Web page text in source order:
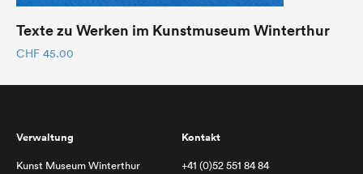
Texte zu Werken im Kunstmuseum Winterthur
CHF 45.00
Verwaltung
Kunst Museum Winterthur
Kontakt
+41 (0)52 551 84 84